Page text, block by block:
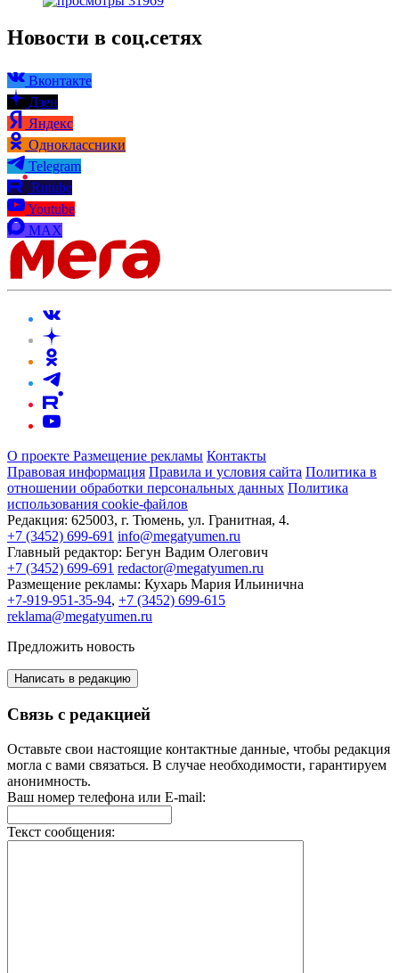
Новости в соц.сетях
Вконтакте
Дзен
Яндекс
Одноклассники
Telegram
Rutube
Youtube
MAX
О проекте Размещение рекламы Контакты
Правовая информация Правила и условия сайта Политика в
отношении обработки персональных данных Политика
использования cookie-файлов
Редакция: 625003, г. Тюмень, ул. Гранитная, 4.
+7 (3452) 699-691 info@megatyumen.ru
Главный редактор: Бегун Вадим Олегович
+7 (3452) 699-691 redactor@megatyumen.ru
Размещение рекламы: Кухарь Мария Ильинична
+7-919-951-35-94, +7 (3452) 699-615
reklama@megatyumen.ru
Предложить новость
Написать в редакцию
Связь с редакцией
Оставьте свои настоящие контактные данные, чтобы редакция
могла с вами связаться. В случае необходимости, гарантируем
анонимность.
Ваш номер телефона или E-mail:
Текст сообщения: